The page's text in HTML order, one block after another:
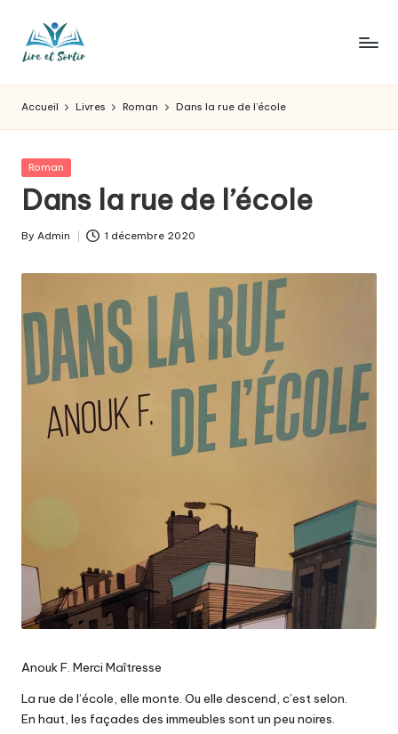
L
ir
e
e
t
s
o
t
ir
pour
les
goûts,
des
pour
les
Accueil Livres Roman Dans la rue de l’école
Posted
Roman
Dans la rue de l’école
Posted
By Admin 1 décembre 2020
Anouk F. Merci Maîtresse
La rue de l’école, elle monte. Ou elle descend, c’est selon.
En haut, les façades des immeubles sont un peu noires.